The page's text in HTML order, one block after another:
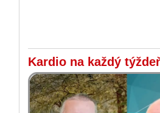
Kardio na každý